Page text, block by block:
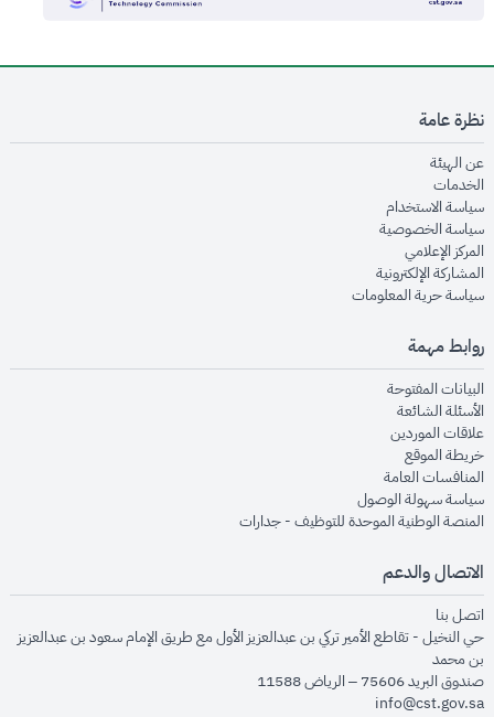
نظرة عامة
عن الهيئةopens in new window
الخدماتopens in new window
سياسة الاستخدام
سياسة الخصوصيةopens in new window
المركز الإعلاميopens in new window
المشاركة الإلكترونيةopens in new window
سياسة حرية المعلوماتopens in new window
روابط مهمة
البيانات المفتوحةopens in new window
الأسئلة الشائعةopens in new window
علاقات الموردينopens in new window
خريطة الموقعopens in new window
المنافسات العامةopens in new window
سياسة سهولة الوصولopens in new window
المنصة الوطنية الموحدة للتوظيف - جداراتopens in new window
الاتصال والدعم
اتصل بنا
حي النخيل - تقاطع الأمير تركي بن عبدالعزيز الأول مع طريق الإمام سعود بن عبدالعزيز
بن محمد
صندوق البريد 75606 – الرياض 11588
info@cst.gov.sa